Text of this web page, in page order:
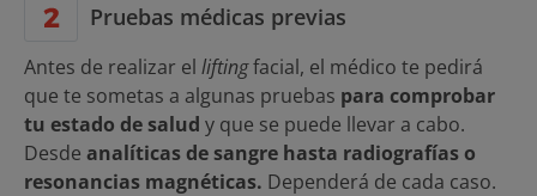
Pruebas médicas previas
Antes de realizar el liftingfacial, el médico te pedirá
que te sometas a algunas pruebas para comprobar
tu estado de salud y que se puede llevar a cabo.
Desde analíticas de sangre hasta radiografías o
resonancias magnéticas. Dependerá de cada caso.